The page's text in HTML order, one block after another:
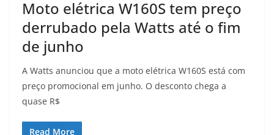
Moto elétrica W160S tem preço
derrubado pela Watts até o fim
de junho
A Watts anunciou que a moto elétrica W160S está com
preço promocional em junho. O desconto chega a
quase R$
Read More